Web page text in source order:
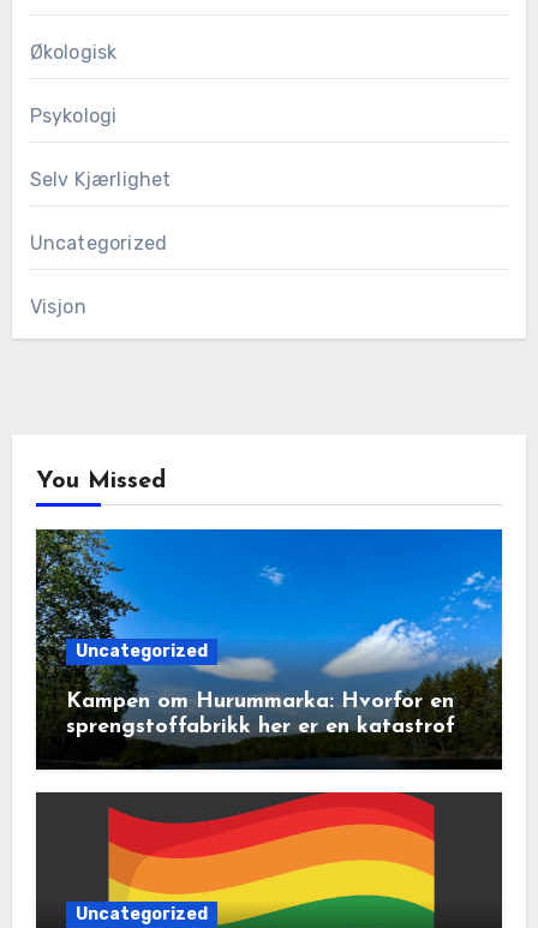
Økologisk
Psykologi
Selv Kjærlighet
Uncategorized
Visjon
You Missed
Uncategorized
Kampen om Hurummarka: Hvorfor en
sprengstoffabrikk her er en katastrofe
for natur og lokalsamfunn
Uncategorized